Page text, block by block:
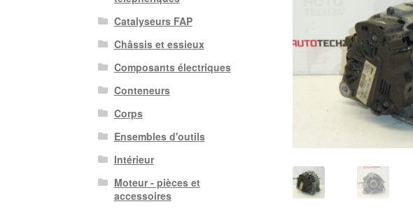
Catalyseurs FAP
Châssis et essieux
Composants électriques
Conteneurs
Corps
Ensembles d'outils
Intérieur
Moteur - pièces et
accessoires